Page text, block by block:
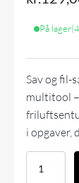
På lager
Sav og fil-
multitool
i opgaver,
Leatherman